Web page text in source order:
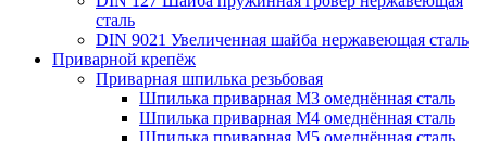
сталь
DIN 9021 Увеличенная шайба нержавеющая сталь
Приварной крепёж
Приварная шпилька резьбовая
Шпилька приварная М3 омеднённая сталь
Шпилька приварная М4 омеднённая сталь
Шпилька приварная М5 омеднённая сталь